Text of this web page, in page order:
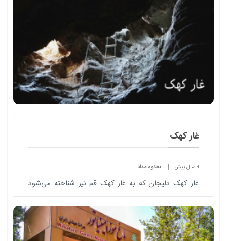
غار کهک
9 سال پیش بعلاوه مداد
غار کهک دلیجان که به غار کهک قم نیز شناخته می‌شود
آنلاین همراه باشید .